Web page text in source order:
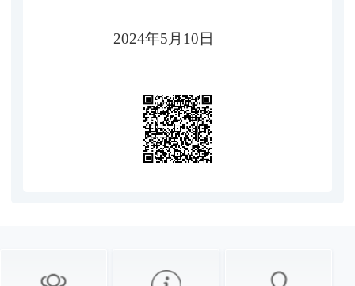
2024年5月10日